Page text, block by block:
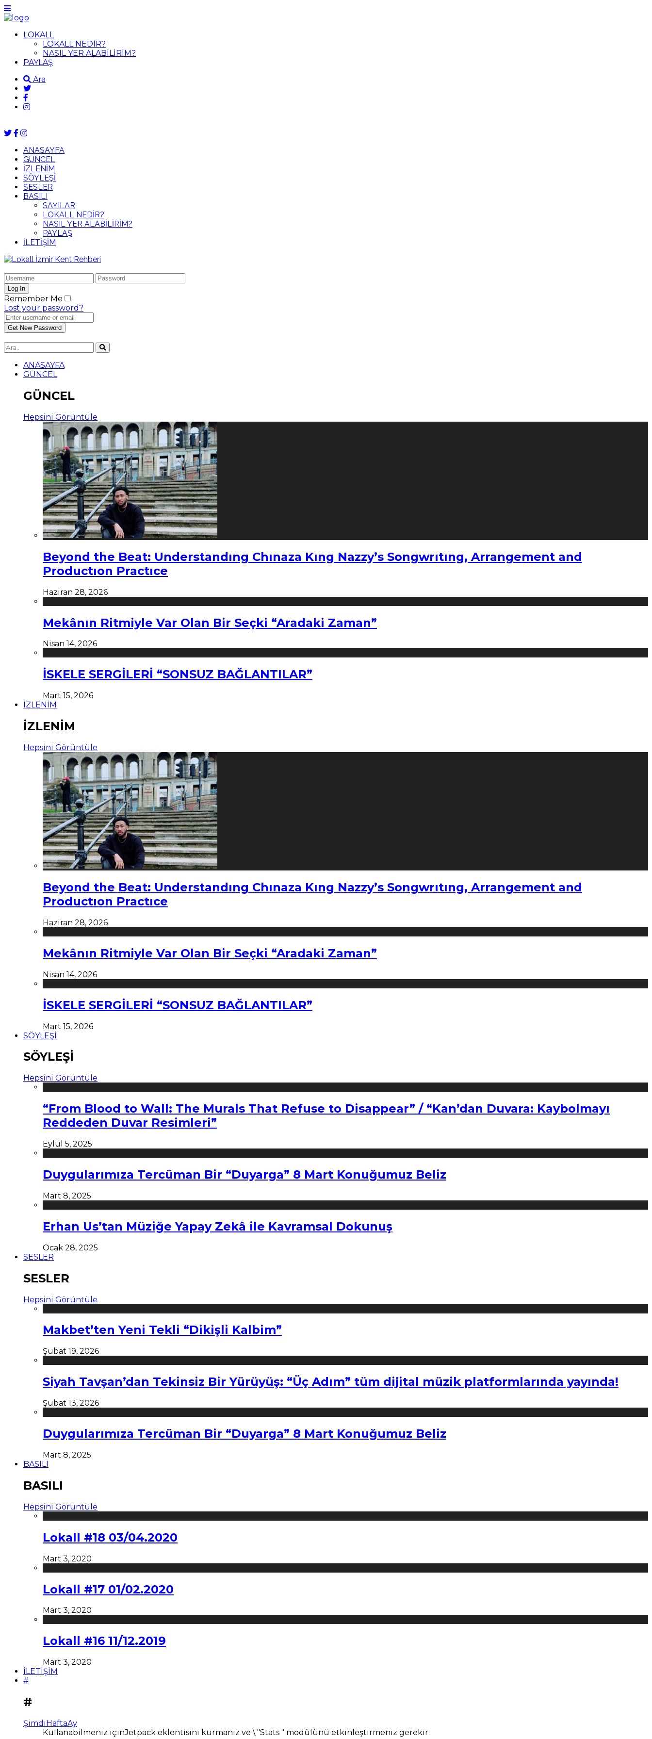
LOKALL
LOKALL NEDİR?
NASIL YER ALABİLİRİM?
PAYLAŞ
Ara
ANASAYFA
GÜNCEL
İZLENİM
SÖYLEŞİ
SESLER
BASILI
SAYILAR
LOKALL NEDİR?
NASIL YER ALABİLİRİM?
PAYLAŞ
İLETİŞİM
Remember Me
Lost your password?
ANASAYFA
GÜNCEL
GÜNCEL
Hepsini Görüntüle
Beyond the Beat: Understandıng Chınaza Kıng Nazzy’s Songwrıtıng, Arrangement and
Productıon Practıce
Haziran 28, 2026
Mekânın Ritmiyle Var Olan Bir Seçki “Aradaki Zaman”
Nisan 14, 2026
İSKELE SERGİLERİ “SONSUZ BAĞLANTILAR”
Mart 15, 2026
İZLENİM
İZLENİM
Hepsini Görüntüle
Beyond the Beat: Understandıng Chınaza Kıng Nazzy’s Songwrıtıng, Arrangement and
Productıon Practıce
Haziran 28, 2026
Mekânın Ritmiyle Var Olan Bir Seçki “Aradaki Zaman”
Nisan 14, 2026
İSKELE SERGİLERİ “SONSUZ BAĞLANTILAR”
Mart 15, 2026
SÖYLEŞİ
SÖYLEŞİ
Hepsini Görüntüle
“From Blood to Wall: The Murals That Refuse to Disappear” / “Kan’dan Duvara: Kaybolmayı
Reddeden Duvar Resimleri”
Eylül 5, 2025
Duygularımıza Tercüman Bir “Duyarga” 8 Mart Konuğumuz Beliz
Mart 8, 2025
Erhan Us’tan Müziğe Yapay Zekâ ile Kavramsal Dokunuş
Ocak 28, 2025
SESLER
SESLER
Hepsini Görüntüle
Makbet’ten Yeni Tekli “Dikişli Kalbim”
Şubat 19, 2026
Siyah Tavşan’dan Tekinsiz Bir Yürüyüş: “Üç Adım” tüm dijital müzik platformlarında yayında!
Şubat 13, 2026
Duygularımıza Tercüman Bir “Duyarga” 8 Mart Konuğumuz Beliz
Mart 8, 2025
BASILI
BASILI
Hepsini Görüntüle
Lokall #18 03/04.2020
Mart 3, 2020
Lokall #17 01/02.2020
Mart 3, 2020
Lokall #16 11/12.2019
Mart 3, 2020
İLETİŞİM
#
#
ŞimdiHaftaAy
Kullanabilmeniz içinJetpack eklentisini kurmanız ve \ "Stats " modülünü etkinleştirmeniz gerekir.